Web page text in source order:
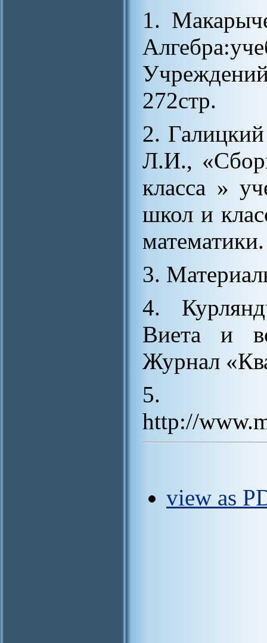
1.
272стр.
2.
Л.И.,
класса »
школ и
3.
4.
Виета и
Журнал
5.
http://
view as